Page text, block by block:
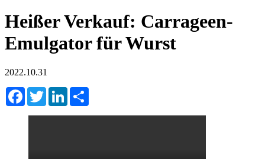
Heißer Verkauf: Carrageen-
Emulgator für Wurst
2022.10.31
FacebookTwitterLinkedIn